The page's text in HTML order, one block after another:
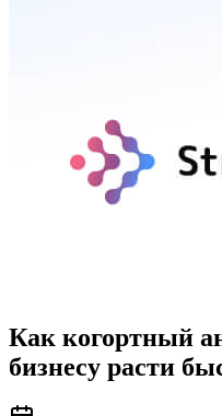
Как когортный
бизнесу расти